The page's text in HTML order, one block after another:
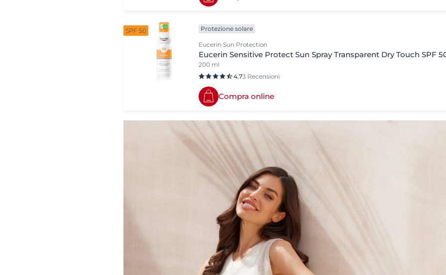
SPF 50 Protezione solare
Eucerin Sun Protection
Eucerin Sensitive Protect Sun Spray Transparent Dry Touch SPF
200 ml
4.73 Recensioni
Compra online